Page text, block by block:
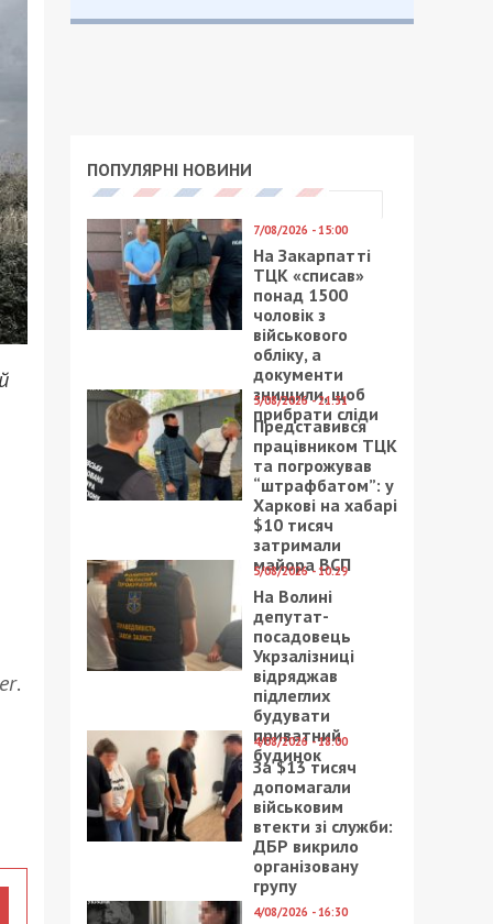
.
ПОПУЛЯРНІ НОВИНИ
7/08/2026 - 15:00
На Закарпатті
ТЦК «списав»
понад 1500
чоловік з
військового
обліку, а
документи
знищили, щоб
прибрати сліди
5/08/2026 - 21:31
Представився
працівником ТЦК
та погрожував
“штрафбатом”: у
Харкові на хабарі
$10 тисяч
затримали
майора ВСП
5/08/2026 - 10:29
На Волині
депутат-
посадовець
Укрзалізниці
відряджав
підлеглих
будувати
приватний
будинок
4/08/2026 - 18:00
За $13 тисяч
допомагали
військовим
втекти зі служби:
ДБР викрило
організовану
групу
4/08/2026 - 16:30